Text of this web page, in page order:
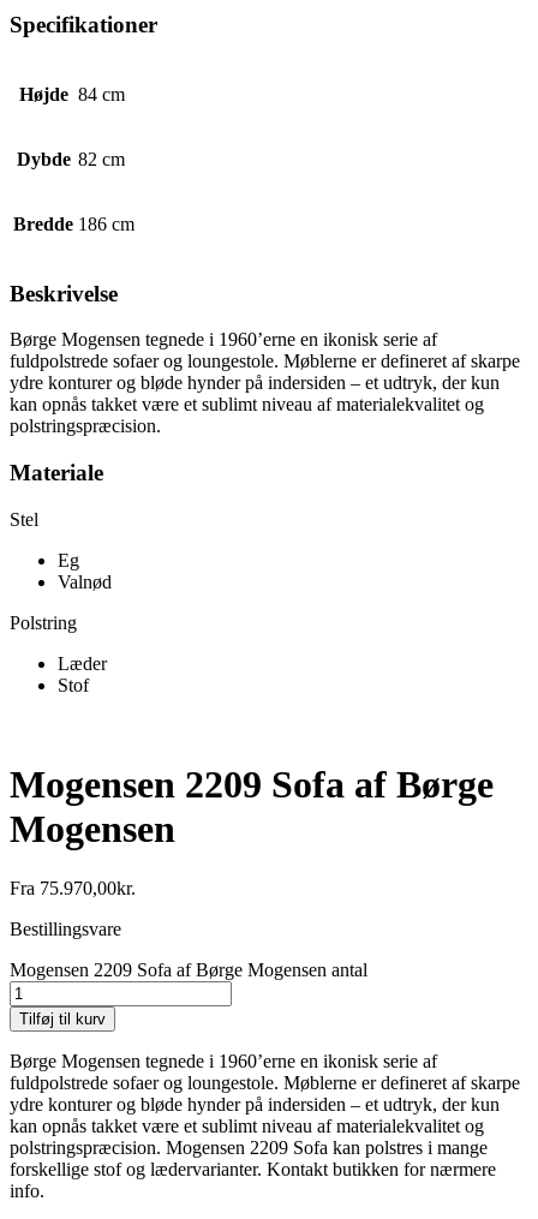
Specifikationer
Højde 84 cm
Dybde 82 cm
Bredde 186 cm
Beskrivelse
Børge Mogensen tegnede i 1960’erne en ikonisk serie af
fuldpolstrede sofaer og loungestole. Møblerne er defineret af skarpe
ydre konturer og bløde hynder på indersiden – et udtryk, der kun
kan opnås takket være et sublimt niveau af materialekvalitet og
polstringspræcision.
Materiale
Stel
Eg
Valnød
Polstring
Læder
Stof
Mogensen 2209 Sofa af Børge
Mogensen
Fra 75.970,00kr.
Bestillingsvare
Mogensen 2209 Sofa af Børge Mogensen antal
Tilføj til kurv
Børge Mogensen tegnede i 1960’erne en ikonisk serie af
fuldpolstrede sofaer og loungestole. Møblerne er defineret af skarpe
ydre konturer og bløde hynder på indersiden – et udtryk, der kun
kan opnås takket være et sublimt niveau af materialekvalitet og
polstringspræcision. Mogensen 2209 Sofa kan polstres i mange
forskellige stof og lædervarianter. Kontakt butikken for nærmere
info.